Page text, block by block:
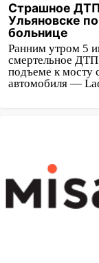
Страшное
Ульяновске
больнице
Ранним утром 5
смертельное
подъеме к мосту
автомобиля —